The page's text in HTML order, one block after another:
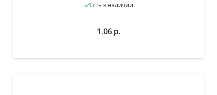
Есть в наличии
1.06 р.